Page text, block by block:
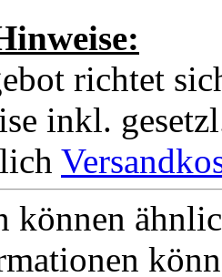
richtet
inkl.
können